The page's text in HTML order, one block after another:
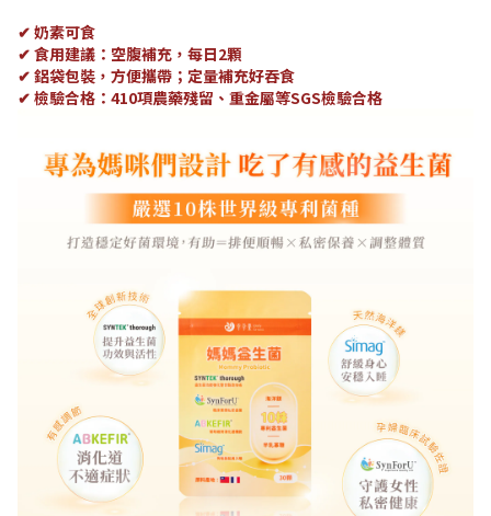
✔ 奶素可食
✔ 食用建議：空腹補充，每日2顆
✔ 鋁袋包裝，方便攜帶； 定量補充好吞食
✔ 檢驗合格：410項農藥殘留、重金屬等SGS檢驗合格